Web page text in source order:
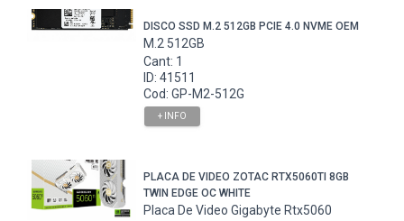
DISCO SSD M.2 512GB PCIE 4.0 NVME OEM
M.2 512GB
Cant: 1
ID: 41511
Cod: GP-M2-512G
+ INFO
PLACA DE VIDEO ZOTAC RTX5060TI 8GB
TWIN EDGE OC WHITE
Placa De Video Gigabyte Rtx5060